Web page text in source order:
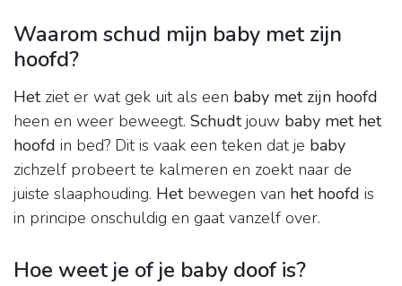
Waarom schud mijn baby met zijn
hoofd?
Hetziet er wat gek uit als een baby met zijn hoofd
heen en weer beweegt. Schudtjouw baby met het
hoofd in bed? Dit is vaak een teken dat je baby
zichzelf probeert te kalmeren en zoekt naar de
juiste slaaphouding. Hetbewegen van het hoofd is
in principe onschuldig en gaat vanzelf over.
Hoe weet je of je baby doof is?